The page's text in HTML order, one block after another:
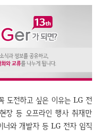
도전하고 싶은 이유는 LG 전
장 등 오프라인 행사 취재만
너와 개발자 등 LG 전자 임직